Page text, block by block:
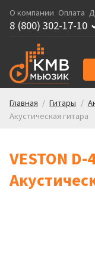
О компании Оплата
8 (800) 302-17-10
Главная / Гитары /
Акустическая гитара
VESTON D-